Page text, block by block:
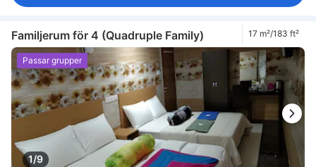
Familjerum för 4 (Quadruple Family) 17 m²/183 ft²
1/9
Passar grupper